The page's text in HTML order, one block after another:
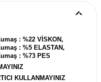
: %22 VİSKON,
: %5 ELASTAN,
: %73 PES
KULLANMAYINIZ